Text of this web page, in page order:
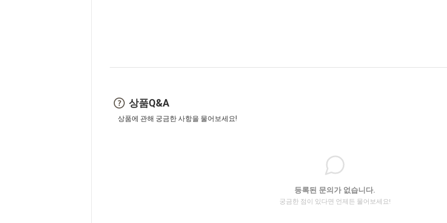
상품Q&A
상품에 관해 궁금한 사항을 물어보세요!
등록된 문의가 없습니다.
궁금한 점이 있다면 언제든 물어보세요!